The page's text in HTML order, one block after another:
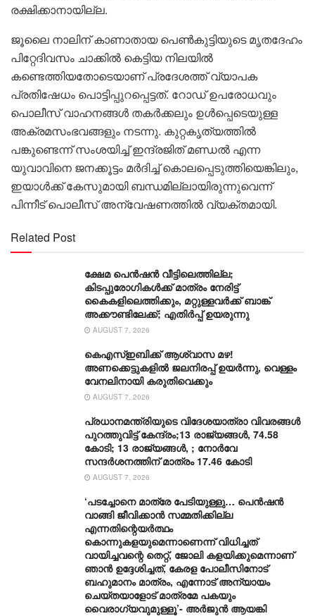
രക്ഷിക്കാനായില്ല.
ജൂലൈ നാലിന് കാണാതായ പെൺകുട്ടിയുടെ മൃതദേഹം
പിറ്റേദിവസം ചാക്കിൽ കെട്ടിയ നിലയിൽ
കണ്ടെത്തിയതോടെയാണ് പ്രദേശത്ത് വ്യാപക
പ്രതിഷേധം പൊട്ടിപ്പുറപ്പെട്ടത്. റോഡ് ഉപരോധവും
പൊലീസ് വാഹനങ്ങൾ തകർക്കലും ഉൾപ്പെടെയുള്ള
അക്രമസംഭവങ്ങളും നടന്നു. കുറ്റകൃത്യത്തിൽ
പങ്കുണ്ടെന്ന് സംശയിച്ച് ഇന്ദ്രജിത് മണ്ഡൽ എന്ന
യുവാവിനെ ജനക്കൂട്ടം മർദിച്ച് കൊലപ്പെടുത്തിയെങ്കിലും,
ഇയാൾക്ക് കേസുമായി ബന്ധമില്ലായിരുന്നുവെന്ന്
പിന്നീട് പൊലീസ് അന്വേഷണത്തിൽ വ്യക്തമായി.
Related Post
ക്ഷേമ പെൻഷൻ വീട്ടിലെത്തില്ല;
കിടപ്പുരോഗികൾക്ക് മാത്രം നേരിട്ട്
കൈകളിലെത്തിക്കും, മറ്റുള്ളവർക്ക് ബാങ്ക്
അക്കൗണ്ടിലേക്ക്; എതിർപ്പ് ഉയരുന്നു
AUGUST 7, 2026
കെഎസ്ഇബിക്ക് ആശ്വാസ മഴ!
അണക്കെട്ടുകളിൽ ജലനിരപ്പ് ഉയർന്നു, വെള്ളം
വേനലിനായി കരുതിവെക്കും
AUGUST 7, 2026
പ്രധാനമന്ത്രിയുടെ വിദേശയാത്രാ വിവരങ്ങൾ
പുറത്തുവിട്ട് കേന്ദ്രം;13 രാജ്യങ്ങൾ, 74.58
കോടി; 13 രാജ്യങ്ങൾ, ; നോർവേ
സന്ദർശനത്തിന് മാത്രം 17.46 കോടി
AUGUST 7, 2026
‘പടച്ചോനെ മാത്രേ പേടിയുള്ളു… പെൻഷൻ
വാങ്ങി ജീവിക്കാൻ സമ്മതിക്കില്ല
എന്നതിന്റെയർത്ഥം
കൊന്നുകളയുമെന്നാണെന്ന് വിധിച്ചത്
വായിച്ചവന്റെ തെറ്റ്, ജോലി കളയിക്കുമെന്നാണ്
ഞാൻ ഉദ്ദേശിച്ചത്, കേരള പോലീസിനോട്
ബഹുമാനം മാത്രം, എന്നോട് അന്യായം
ചെയ്തയാളോട് മാത്രമേ പകയും
വൈരാഗ്യവുമുള്ളൂ’- അർജുൻ ആയങ്കി